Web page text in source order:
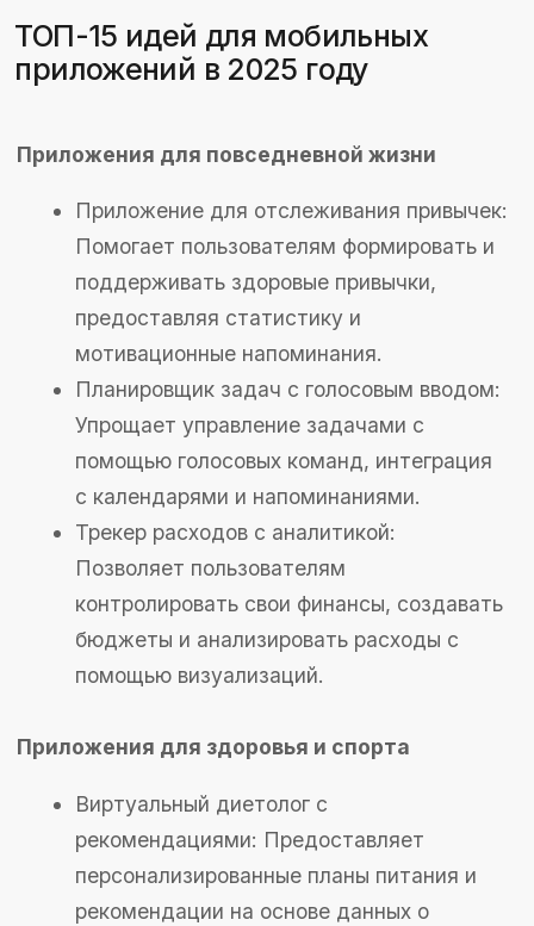
усваиваемые уроки по различным темам,
позволяя пользователям учиться в
удобное время.
интерактивные задания для
Энциклопедия с дополненной
реальностью (AR): Позволяет
пользователям изучать информацию
технологии.
Развлекательные приложения
Приложение для чтения и создания
аудиокниг: Позволяет пользователям
слушать аудиокниги, а также создавать и
редактировать свои собственные записи.
сериалов: Предлагает уникальный
контент или специализированные
подборки для определенной аудитории.
Приложение для создания и
на смартфоне с множеством фильтров и
Социальные приложения
Платформа для знакомств по интересам:
Соединяет людей с общими увлечениями